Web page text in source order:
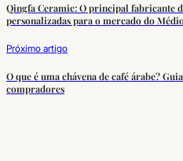
Qingfa Ceramic: O principal fabricante
personalizadas para o mercado do
Próximo artigo
O que é uma chávena de café árabe?
compradores